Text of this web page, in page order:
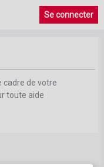
Se connecter
cadre de votre
toute aide